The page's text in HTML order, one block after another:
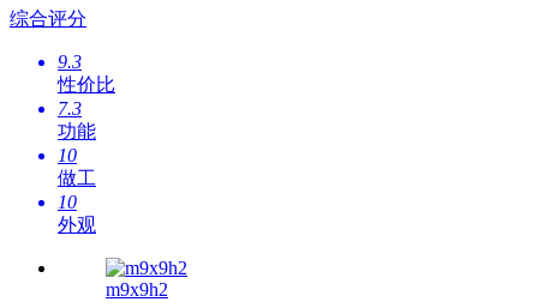
综合评分
9.3
性价比
7.3
功能
10
做工
10
外观
m9x9h2